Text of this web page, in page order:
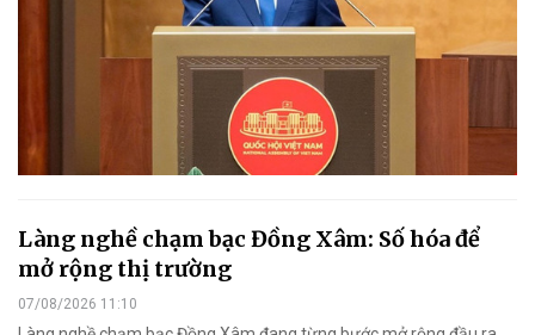
Làng nghề chạm bạc Đồng Xâm: Số hóa để
mở rộng thị trường
07/08/2026 11:10